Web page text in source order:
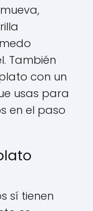
También
con un
usas para
en el paso
sí tienen